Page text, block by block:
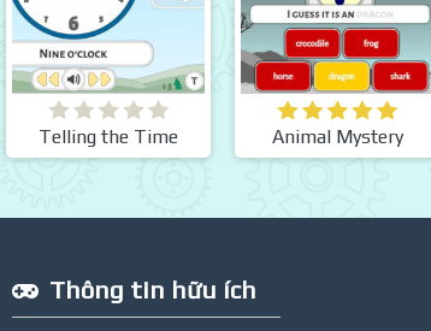
Telling the Time Animal Mystery
Thông tin hữu ích